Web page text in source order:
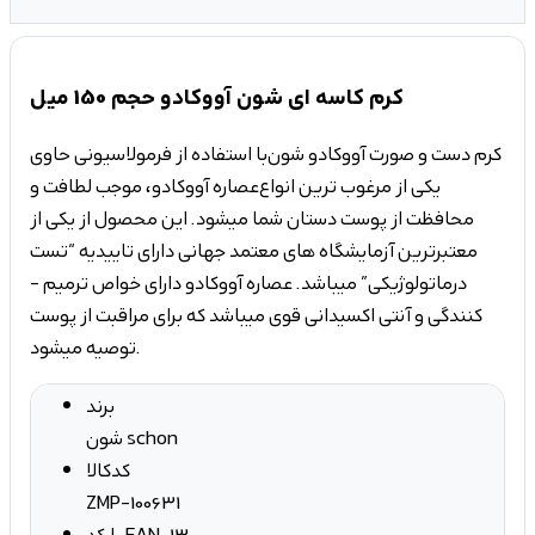
کرم کاسه ای شون آووکادو حجم 150 میل
کرم دست و صورت آووکادو شون با استفاده از فرمولاسیونی حاوی
یکی از مرغوب­ ترین انواععصاره­ آووکادو، موجب لطافت و
محافظت از پوست دستان شما می­شود. این محصول از یکی از
معتبرترین آزمایشگاه­ های معتمد جهانی دارای تاییدیه “تست
درماتولوژیکی” می­باشد. عصاره­ آووکادو دارای خواص ترمیم ­
کنندگی و آنتی اکسیدانی قوی می­باشد که برای مراقبت از پوست
توصیه می­شود.
برند
شون schon
کدکالا
ZMP-100631